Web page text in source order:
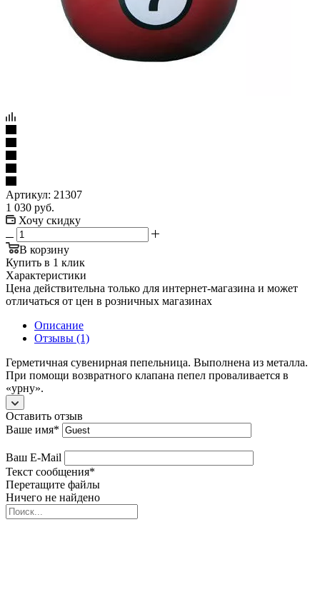
Артикул: 21307
1 030 руб.
Хочу скидку
В корзину
Купить в 1 клик
Характеристики
Цена действительна только для интернет-магазина и может
отличаться от цен в розничных магазинах
Описание
Отзывы (1)
Герметичная сувенирная пепельница. Выполнена из металла.
При помощи возвратного клапана пепел проваливается в
«урну».
Оставить отзыв
Ваше имя*
Ваш E-Mail
Текст сообщения*
Перетащите файлы
Ничего не найдено